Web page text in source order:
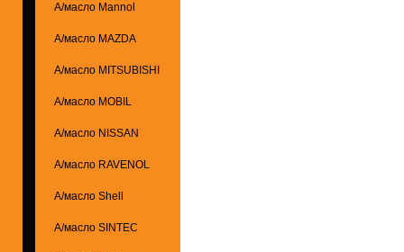
А/масло Mannol
А/масло MAZDA
А/масло MITSUBISHI
А/масло MOBIL
А/масло NISSAN
А/масло RAVENOL
А/масло Shell
А/масло SINTEC